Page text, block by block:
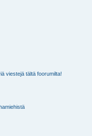
viestejä tältä foorumilta!